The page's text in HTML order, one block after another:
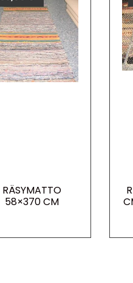
RÄSYMATTO
58×370 CM